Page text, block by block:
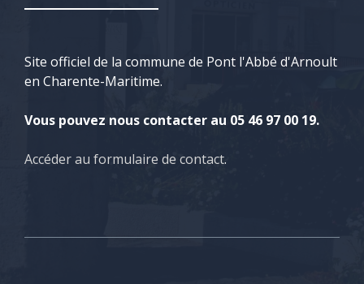
Site officiel de la commune de Pont l'Abbé d'Arnoult
en Charente-Maritime.
Vous pouvez nous contacter au 05 46 97 00 19.
Accéder au formulaire de contact.